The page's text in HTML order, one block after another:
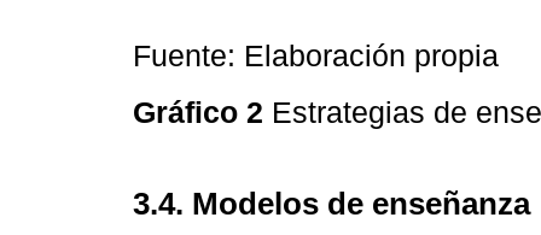
Fuente: Elaboración propia
Gráfico 2 Estrategias de
3.4. Modelos de enseñanza